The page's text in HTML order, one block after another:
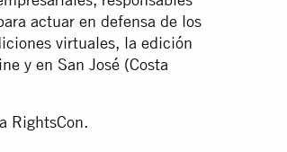
actuar en defensa de los
virtuales, la edición
y en San José (Costa
RightsCon.